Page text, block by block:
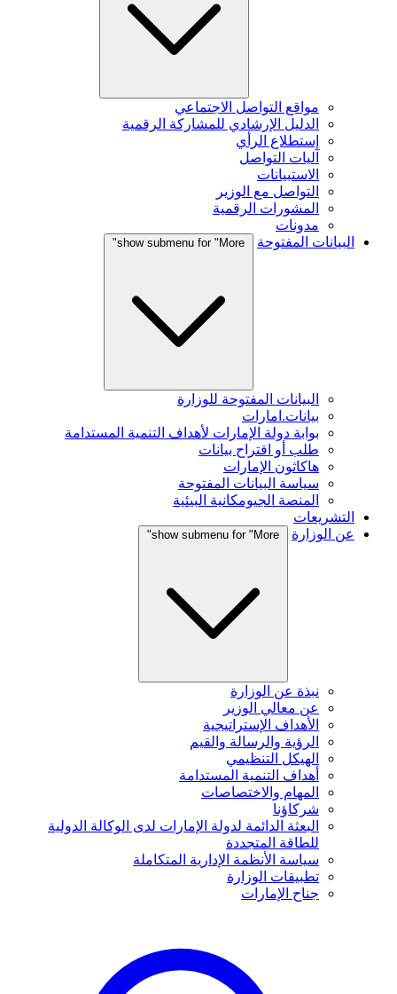
مواقع التواصل الاجتماعي
الدليل الإرشادي للمشاركة الرقمية
إستطلاع الرأي
آليات التواصل
الاستبيانات
التواصل مع الوزير
المشورات الرقمية
مدونات
البيانات المفتوحة
show submenu for "More"
البيانات المفتوحة للوزارة
بيانات.امارات
بوابة دولة الإمارات لأهداف التنمية المستدامة
طلب أو اقتراح بيانات
هاكاثون الإمارات
سياسة البيانات المفتوحة
المنصة الجيومكانية البيئية
التشريعات
عن الوزارة
show submenu for "More"
نبذة عن الوزارة
عن معالي الوزير
الأهداف الإستراتيجية
الرؤية والرسالة والقيم
الهيكل التنظيمي
أهداف التنمية المستدامة
المهام والاختصاصات
شركاؤنا
البعثة الدائمة لدولة الإمارات لدى الوكالة الدولية
للطاقة المتجددة
سياسة الأنظمة الإدارية المتكاملة
تطبيقات الوزارة
جناح الإمارات